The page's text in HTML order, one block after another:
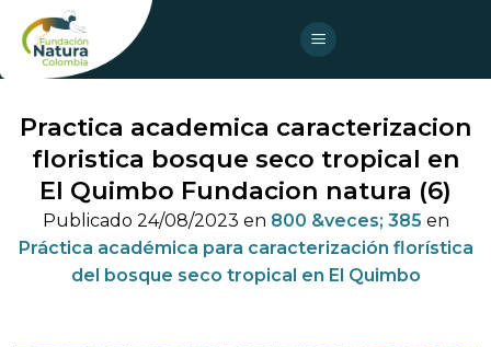
content
Practica academica caracterizacion
floristica bosque seco tropical en
El Quimbo Fundacion natura (6)
Publicado 24/08/2023 en 800 &veces; 385 en
Práctica académica para caracterización florística
del bosque seco tropical en El Quimbo